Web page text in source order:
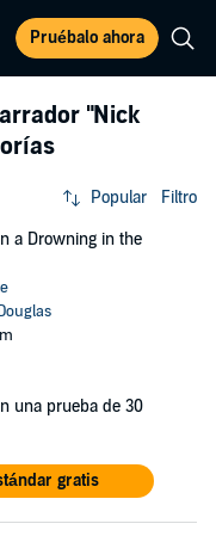
Pruébalo ahora
"Nick
Popular Filtro
a Drowning in the
una prueba de 30
gratis